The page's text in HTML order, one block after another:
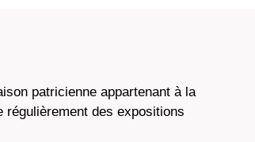
patricienne appartenant à la
régulièrement des expositions